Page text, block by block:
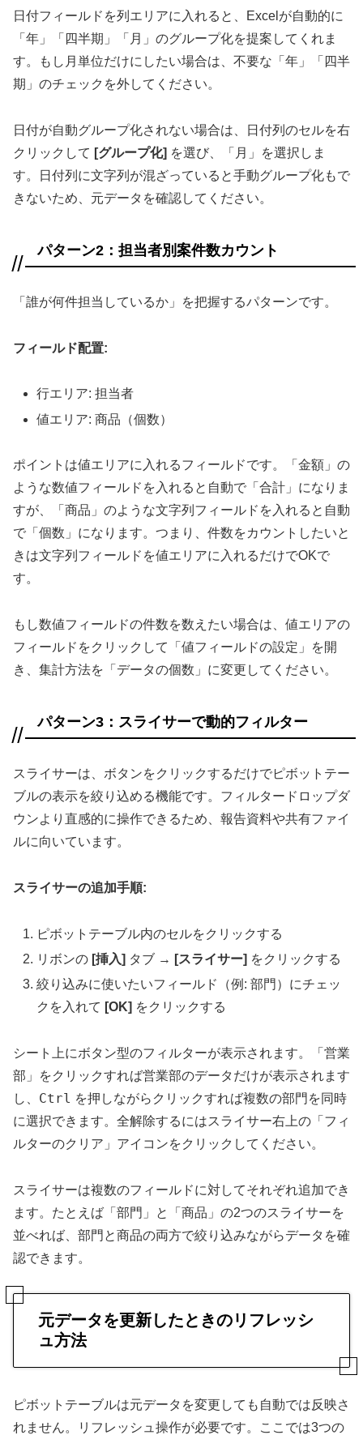
日付フィールドを列エリアに入れると、Excelが自動的に
「年」「四半期」「月」のグループ化を提案してくれま
す。もし月単位だけにしたい場合は、不要な「年」「四半
期」のチェックを外してください。
日付が自動グループ化されない場合は、日付列のセルを右
クリックして [グループ化] を選び、「月」を選択しま
す。日付列に文字列が混ざっていると手動グループ化もで
きないため、元データを確認してください。
パターン2：担当者別案件数カウント
「誰が何件担当しているか」を把握するパターンです。
フィールド配置:
行エリア: 担当者
値エリア: 商品（個数）
ポイントは値エリアに入れるフィールドです。「金額」の
ような数値フィールドを入れると自動で「合計」になりま
すが、「商品」のような文字列フィールドを入れると自動
で「個数」になります。つまり、件数をカウントしたいと
きは文字列フィールドを値エリアに入れるだけでOKで
す。
もし数値フィールドの件数を数えたい場合は、値エリアの
フィールドをクリックして「値フィールドの設定」を開
き、集計方法を「データの個数」に変更してください。
パターン3：スライサーで動的フィルター
スライサーは、ボタンをクリックするだけでピボットテー
ブルの表示を絞り込める機能です。フィルタードロップダ
ウンより直感的に操作できるため、報告資料や共有ファイ
ルに向いています。
スライサーの追加手順:
ピボットテーブル内のセルをクリックする
リボンの [挿入] タブ → [スライサー] をクリックする
絞り込みに使いたいフィールド（例: 部門）にチェッ
クを入れて [OK] をクリックする
シート上にボタン型のフィルターが表示されます。「営業
部」をクリックすれば営業部のデータだけが表示されます
し、 Ctrl を押しながらクリックすれば複数の部門を同時
に選択できます。全解除するにはスライサー右上の「フィ
ルターのクリア」アイコンをクリックしてください。
スライサーは複数のフィールドに対してそれぞれ追加でき
ます。たとえば「部門」と「商品」の2つのスライサーを
並べれば、部門と商品の両方で絞り込みながらデータを確
認できます。
元データを更新したときのリフレッシ
ュ方法
ピボットテーブルは元データを変更しても自動では反映さ
れません。リフレッシュ操作が必要です。ここでは3つの